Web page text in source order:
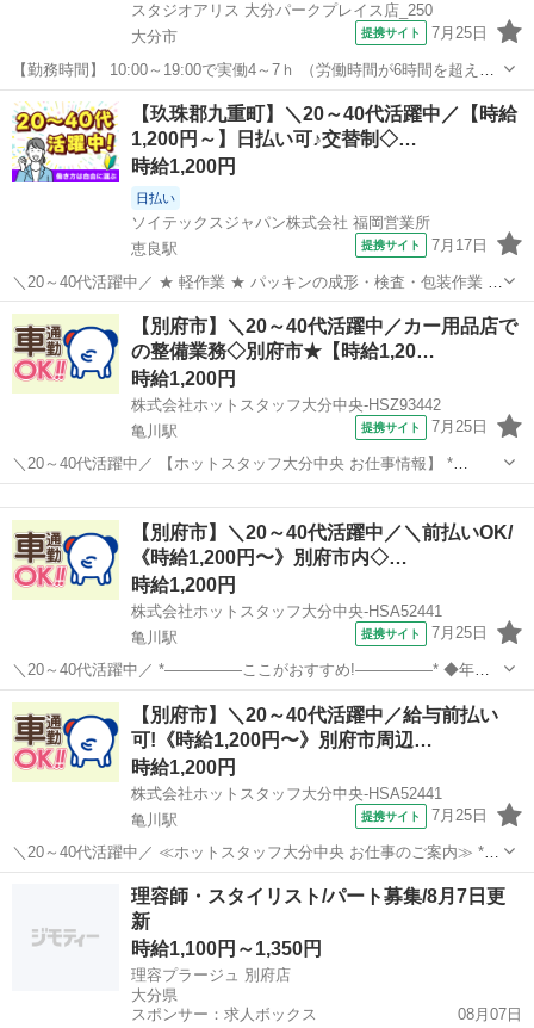
スタジオアリス 大分パークプレイス店_250
大分市
提携サイト 7月25日
【勤務時間】 10:00～19:00で実働4～7ｈ （労働時間が6時間を超えた
場合の休憩時間は法定通り） ◆土日含む週2日～・1日4ｈ～OK ◎残業
なし ◆シフトは毎月15日頃までに翌1ヵ月の 勤務不可日をスマホで
申告♪...
大分 大分市 その他
【玖珠郡九重町】＼20～40代活躍中／【時給
1,200円～】日払い可♪交替制◇…
時給1,200円
日払い
ソイテックスジャパン株式会社 福岡営業所
恵良駅
提携サイト 7月17日
＼20～40代活躍中／ ★ 軽作業 ★ パッキンの成形・検査・包装作業 ①
ゴム材料を金型に入れる ②金型から出てきたシート状の製品を検査す
る ③製品とバリを分ける設備に装着 ■①～③の繰り返し 慣れるまで指
導しますの...
大分 玖珠郡 恵良駅
【別府市】＼20～40代活躍中／カー用品店で
の整備業務◇別府市★【時給1,20…
時給1,200円
株式会社ホットスタッフ大分中央-HSZ93442
亀川駅
提携サイト 7月25日
＼20～40代活躍中／ 【ホットスタッフ大分中央 お仕事情報】 *
—————おすすめポイント—————* ★年間休日120日でプライベ
ート充実 ★無料駐車場完備でマイカー通勤もラクラク ★作業服は無料
で貸与! ★未経験歓...【別府市】＼20～40代活躍中／＼前払いOK/
《時給1,200円〜》別府市内◇…
時給1,200円
株式会社ホットスタッフ大分中央-HSA52441
亀川駅
提携サイト 7月25日
＼20～40代活躍中／ *—————ここがおすすめ!—————* ◆年間
休日120日でプライベート充実 ◆無料駐車場完備でマイカー通勤もラ
クラク ◆作業服は無料で貸与! ◆未経験歓迎!教育体制ありで安心スタ
ート *———...
大分 別府市 亀川駅
【別府市】＼20～40代活躍中／給与前払い
可!《時給1,200円〜》別府市周辺…
時給1,200円
株式会社ホットスタッフ大分中央-HSA52441
亀川駅
提携サイト 7月25日
＼20～40代活躍中／ ≪ホットスタッフ大分中央 お仕事のご案内≫ *
—————おすすめPOINT—————* ◇年間休日120日でプライベー
ト充実 ◇無料駐車場完備でマイカー通勤もラクラク ◇作業服は無料で
貸与! ◇未...
別府市 亀川駅 その他
理容師・スタイリスト/パート募集/8月7日更
新
時給1,100円～1,350円
理容プラージュ 別府店
大分県
スポンサー：求人ボックス
08月07日